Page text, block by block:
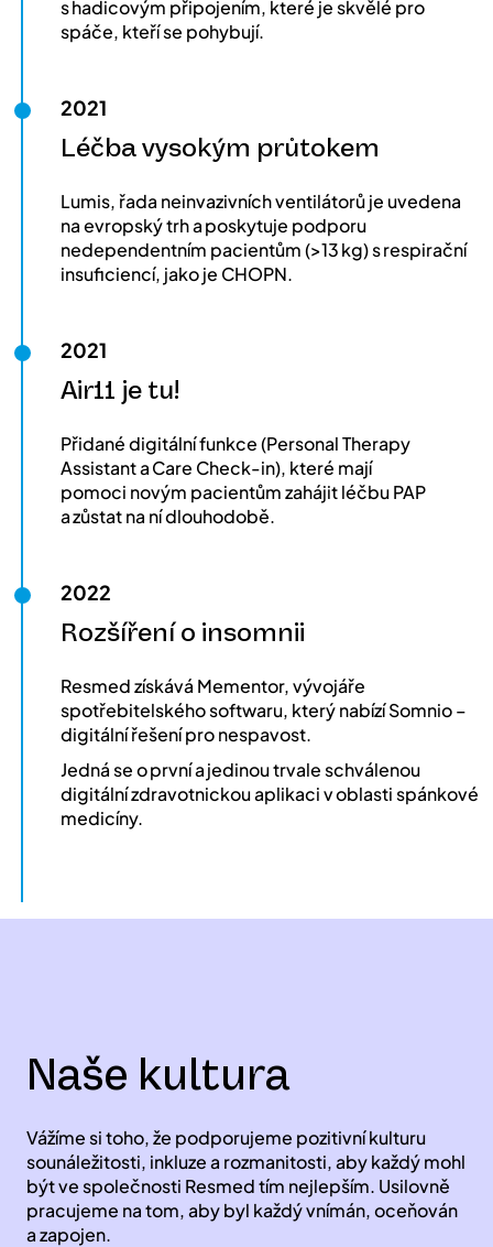
s hadicovým připojením, které je skvělé pro
spáče, kteří se pohybují.
2021
Léčba vysokým průtokem
Lumis, řada neinvazivních ventilátorů je uvedena
na evropský trh a poskytuje podporu
nedependentním pacientům (>13 kg) s respirační
insuficiencí, jako je CHOPN.
2021
Air11 je tu!
Přidané digitální funkce (Personal Therapy
Assistant a Care Check-in), které mají
pomoci novým pacientům zahájit léčbu PAP
a zůstat na ní dlouhodobě.
2022
Rozšíření o insomnii
Resmed získává Mementor, vývojáře
spotřebitelského softwaru, který nabízí Somnio –
digitální řešení pro nespavost.
Jedná se o první a jedinou trvale schválenou
digitální zdravotnickou aplikaci v oblasti spánkové
medicíny.
Naše kultura
Vážíme si toho, že podporujeme pozitivní kulturu
sounáležitosti, inkluze a rozmanitosti, aby každý mohl
být ve společnosti Resmed tím nejlepším. Usilovně
pracujeme na tom, aby byl každý vnímán, oceňován
a zapojen.